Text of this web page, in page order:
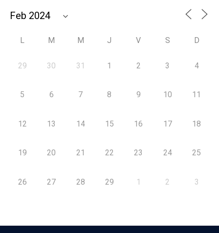
L M M J V S D
29 30 31 1 2 3 4
5 6 7 8 9 10 11
12 13 14 15 16 17 18
19 20 21 22 23 24 25
26 27 28 29 1 2 3